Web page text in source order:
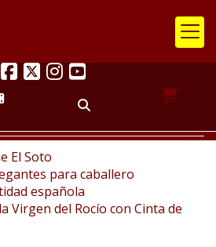
El Soto
para caballero
española
Virgen del Rocío con Cinta de